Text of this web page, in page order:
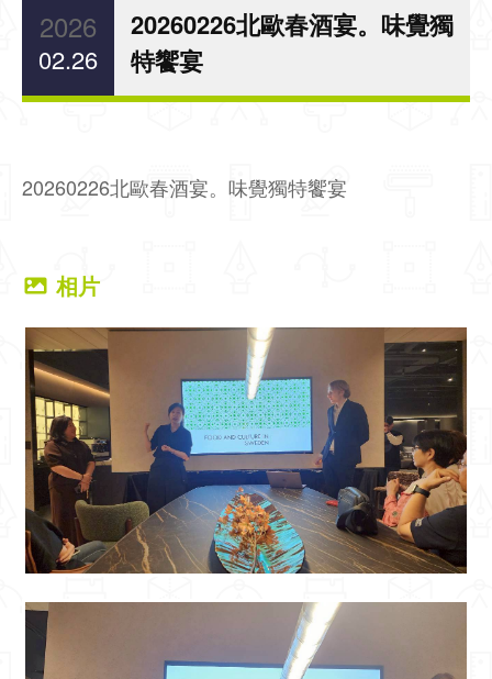
2026
02.26
20260226北歐春酒宴。味覺獨
特饗宴
20260226北歐春酒宴。味覺獨特饗宴
相片